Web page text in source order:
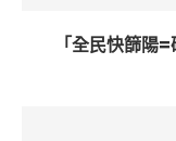
「全民快篩陽